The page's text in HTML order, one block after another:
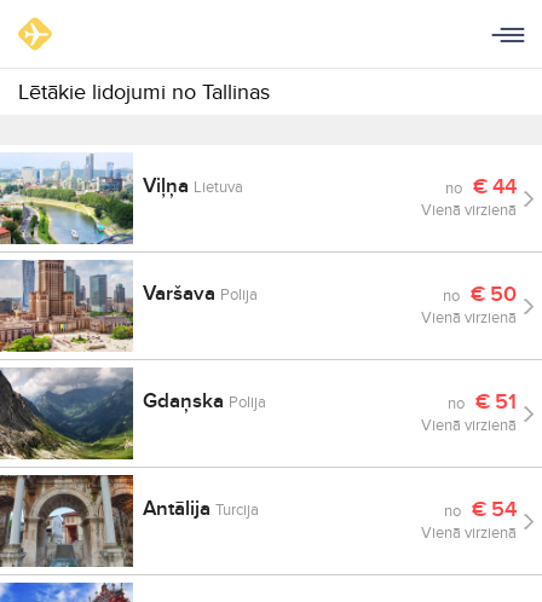
Lētākie lidojumi no Tallinas
Viļņa Lietuva no €44
Vienā virzienā
Varšava Polija no € 50
Vienā virzienā
Gdaņska Polija no € 51
Vienā virzienā
AntālijaTurcija no € 54
Vienā virzienā